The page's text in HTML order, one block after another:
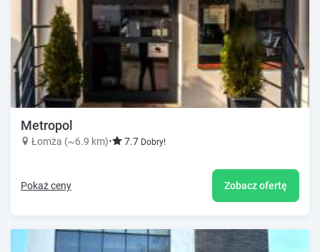
Metropol
Łomża (~6.9 km)• 7.7 Dobry!
Pokaż ceny Zobacz ofertę